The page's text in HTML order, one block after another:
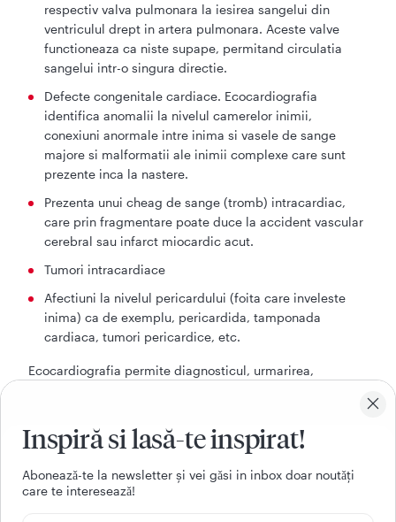
respectiv valva pulmonara la iesirea sangelui din
ventriculul drept in artera pulmonara. Aceste valve
functioneaza ca niste supape, permitand circulatia
sangelui intr-o singura directie.
Defecte congenitale cardiace. Ecocardiografia
identifica anomalii la nivelul camerelor inimii,
conexiuni anormale intre inima si vasele de sange
majore si malformatii ale inimii complexe care sunt
prezente inca la nastere.
Prezenta unui cheag de sange (tromb) intracardiac,
care prin fragmentare poate duce la accident vascular
cerebral sau infarct miocardic acut.
Tumori intracardiace
Afectiuni la nivelul pericardului (foita care inveleste
inima) ca de exemplu, pericardida, tamponada
cardiaca, tumori pericardice, etc.
Ecocardiografia permite diagnosticul, urmarirea,
Cardiomiopatie dilatativa
Cardiomiopatie hipertrofica obstructiva
Cardiopatie hipertensiva
Inspiră si lasă-te inspirat!
Aboneazǎ-te la newsletter și vei gǎsi in inbox doar noutǎți
care te intereseazǎ!